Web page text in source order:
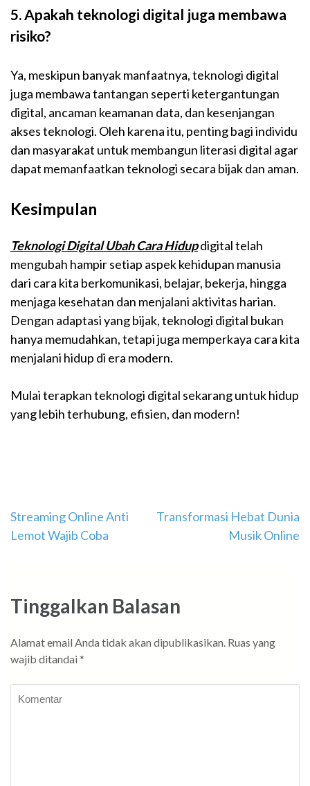
5. Apakah teknologi digital juga membawa
risiko?
Ya, meskipun banyak manfaatnya, teknologi digital
juga membawa tantangan seperti ketergantungan
digital, ancaman keamanan data, dan kesenjangan
akses teknologi. Oleh karena itu, penting bagi individu
dan masyarakat untuk membangun literasi digital agar
dapat memanfaatkan teknologi secara bijak dan aman.
Kesimpulan
Teknologi Digital Ubah Cara Hidupdigital telah
mengubah hampir setiap aspek kehidupan manusia
dari cara kita berkomunikasi, belajar, bekerja, hingga
menjaga kesehatan dan menjalani aktivitas harian.
Dengan adaptasi yang bijak, teknologi digital bukan
hanya memudahkan, tetapi juga memperkaya cara kita
menjalani hidup di era modern.
Mulai terapkan teknologi digital sekarang untuk hidup
yang lebih terhubung, efisien, dan modern!
Navigasi
pos
Streaming Online Anti
Lemot Wajib Coba
Transformasi Hebat Dunia
Musik Online
Tinggalkan Balasan
Alamat email Anda tidak akan dipublikasikan. Ruas yang
wajib ditandai *